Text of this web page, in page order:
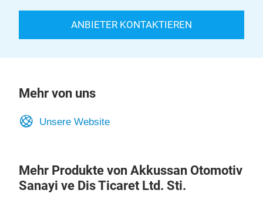
ANBIETER KONTAKTIEREN
Mehr von uns
Unsere Website
Mehr Produkte von Akkussan Otomotiv
Sanayi ve Dis Ticaret Ltd. Sti.